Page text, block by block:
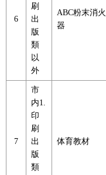
6
刷
出
版
類
以
外
ABC粉末消火
器
7
市
内1.
印
刷
出
版
類
体育教材